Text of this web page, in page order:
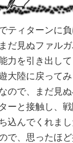
ティターンに
だ見ぬファル
力を引き出し
大陸に戻って
ので、まだ見
ーと接触し、
込んでくれま
で、思ったほ